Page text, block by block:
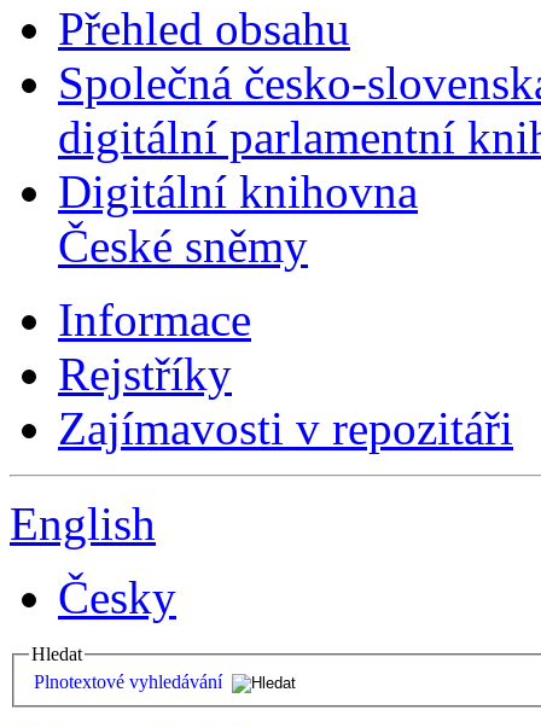
Přehled obsahu
Společná česko-
digitální parlamentní
Digitální knihovna
České sněmy
Informace
Rejstříky
Zajímavosti v repozitáři
English
Česky
Hledat
Plnotextové vyhledávání